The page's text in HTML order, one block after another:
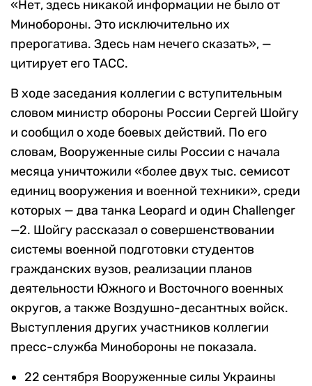
«Нет, здесь никакой информации не было от
Минобороны. Это исключительно их
прерогатива. Здесь нам нечего сказать», —
цитирует его ТАСС.
В ходе заседания коллегии с вступительным
словом министр обороны России Сергей Шойгу
и сообщил о ходе боевых действий. По его
словам, Вооруженные силы России с начала
месяца уничтожили «более двух тыс. семисот
единиц вооружения и военной техники», среди
которых — два танка Leopard и один Challenger
—2. Шойгу рассказал о совершенствовании
системы военной подготовки студентов
гражданских вузов, реализации планов
деятельности Южного и Восточного военных
округов, а также Воздушно-десантных войск.
Выступления других участников коллегии
пресс-служба Минобороны не показала.
22 сентября Вооруженные силы Украины